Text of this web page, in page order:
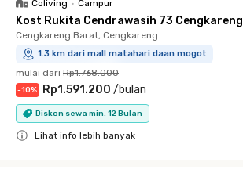
Coliving • Campur
Kost Rukita Cendrawasih 73 Cengkareng
Cengkareng Barat, Cengkareng
1.3 km dari mall matahari daan mogot
mulai dari Rp1.768.000
-10% Rp1.591.200 /bulan
Diskon sewa min. 12 Bulan
Lihat info lebih banyak